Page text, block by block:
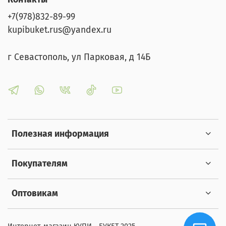
Оперативная доставка Мы гарантируем быструю и
надежную доставку, чтобы ваш букет был свежим и
безупречным. Подарите радость и эмоции с нашим
сделайте своих близких счастливыми!
Полезная информация
Покупателям
Оптовикам
+7(978)832-89-99
kupibuket.rus@yandex.ru
г Севастополь, ул Парковая, д 14Б